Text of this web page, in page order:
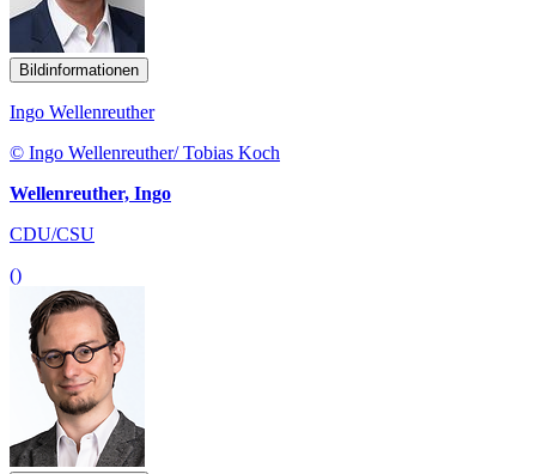
Bildinformationen
Ingo Wellenreuther
© Ingo Wellenreuther/ Tobias Koch
Wellenreuther, Ingo
CDU/CSU
()